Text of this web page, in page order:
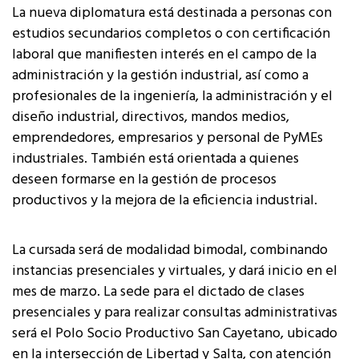
La nueva diplomatura está destinada a personas con
estudios secundarios completos o con certificación
laboral que manifiesten interés en el campo de la
administración y la gestión industrial, así como a
profesionales de la ingeniería, la administración y el
diseño industrial, directivos, mandos medios,
emprendedores, empresarios y personal de PyMEs
industriales. También está orientada a quienes
deseen formarse en la gestión de procesos
productivos y la mejora de la eficiencia industrial.
La cursada será de modalidad bimodal, combinando
instancias presenciales y virtuales, y dará inicio en el
mes de marzo. La sede para el dictado de clases
presenciales y para realizar consultas administrativas
será el Polo Socio Productivo San Cayetano, ubicado
en la intersección de Libertad y Salta, con atención